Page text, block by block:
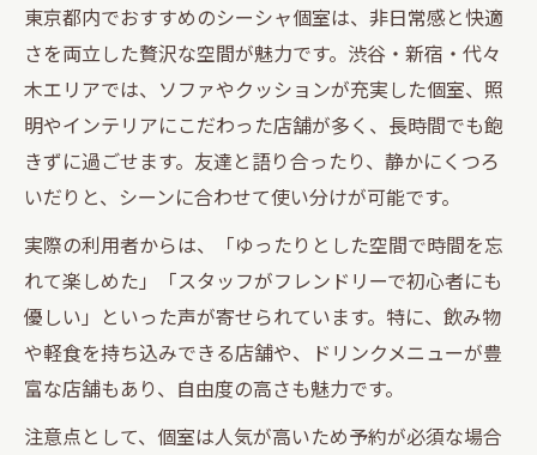
東京都内でおすすめのシーシャ個室は、非日常感と快適
さを両立した贅沢な空間が魅力です。渋谷・新宿・代々
木エリアでは、ソファやクッションが充実した個室、照
明やインテリアにこだわった店舗が多く、長時間でも飽
きずに過ごせます。友達と語り合ったり、静かにくつろ
いだりと、シーンに合わせて使い分けが可能です。
実際の利用者からは、「ゆったりとした空間で時間を忘
れて楽しめた」「スタッフがフレンドリーで初心者にも
優しい」といった声が寄せられています。特に、飲み物
や軽食を持ち込みできる店舗や、ドリンクメニューが豊
富な店舗もあり、自由度の高さも魅力です。
注意点として、個室は人気が高いため予約が必須な場合